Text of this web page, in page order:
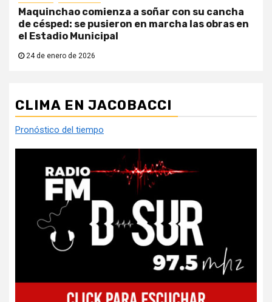
Maquinchao comienza a soñar con su cancha
de césped: se pusieron en marcha las obras en
el Estadio Municipal
24 de enero de 2026
CLIMA EN JACOBACCI
Pronóstico del tiempo